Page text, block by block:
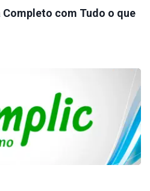
com Tudo o que